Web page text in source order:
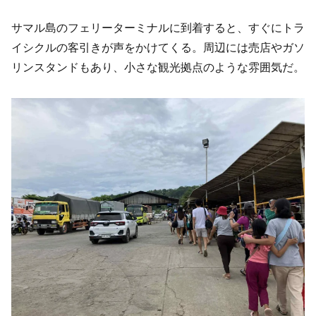
サマル島のフェリーターミナルに到着すると、すぐにトラ
イシクルの客引きが声をかけてくる。周辺には売店やガソ
リンスタンドもあり、小さな観光拠点のような雰囲気だ。